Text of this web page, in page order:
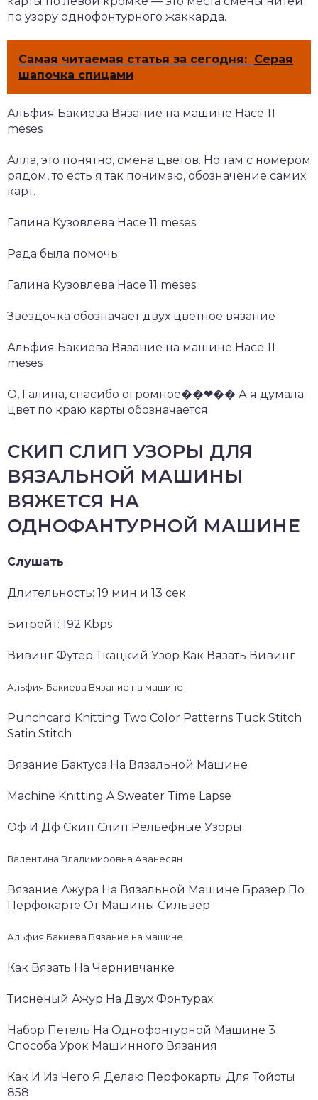
по узору однофонтурного жаккарда.
Самая читаемая статья за сегодня: Серая
шапочка спицами
Альфия Бакиева Вязание на машине Hace 11
meses
Алла, это понятно, смена цветов. Но там с номером
рядом, то есть я так понимаю, обозначение самих
карт.
Галина Кузовлева Hace 11 meses
Рада была помочь.
Галина Кузовлева Hace 11 meses
Звездочка обозначает двух цветное вязание
Альфия Бакиева Вязание на машине Hace 11
meses
О, Галина, спасибо огромное��❤�� А я думала
цвет по краю карты обозначается.
СКИП СЛИП УЗОРЫ ДЛЯ
ВЯЗАЛЬНОЙ МАШИНЫ
ВЯЖЕТСЯ НА
ОДНОФАНТУРНОЙ МАШИНЕ
Слушать
Длительность: 19 мин и 13 сек
Битрейт: 192 Kbps
Вивинг Футер Ткацкий Узор Как Вязать Вивинг
Альфия Бакиева Вязание на машине
Punchcard Knitting Two Color Patterns Tuck Stitch
Satin Stitch
Вязание Бактуса На Вязальной Машине
Machine Knitting A Sweater Time Lapse
Оф И Дф Скип Слип Рельефные Узоры
Валентина Владимировна Аванесян
Вязание Ажура На Вязальной Машине Бразер По
Перфокарте От Машины Сильвер
Альфия Бакиева Вязание на машине
Как Вязать На Чернивчанке
Тисненый Ажур На Двух Фонтурах
Набор Петель На Однофонтурной Машине 3
Способа Урок Машинного Вязания
Как И Из Чего Я Делаю Перфокарты Для Тойоты
858